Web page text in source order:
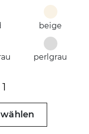
beige
perlgrau
1